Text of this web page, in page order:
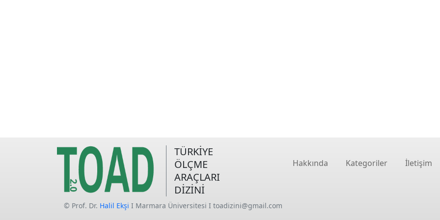
TÜRKİYE
ÖLÇME
ARAÇLARI
DİZİNİ
Hakkında Kategoriler İletişim
© Prof. Dr. Halil Ekşi I Marmara Üniversitesi I toadizini@gmail.com